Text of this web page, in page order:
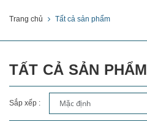
Trang chủ Tất cả sản phẩm
TẤT CẢ SẢN PHẨM
Sắp xếp :